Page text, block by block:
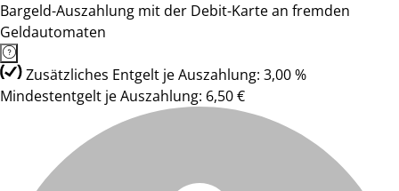
Bargeld-Auszahlung mit der Debit-Karte an fremden
Geldautomaten
Zusätzliches Entgelt je Auszahlung: 3,00 %
Mindestentgelt je Auszahlung: 6,50 €